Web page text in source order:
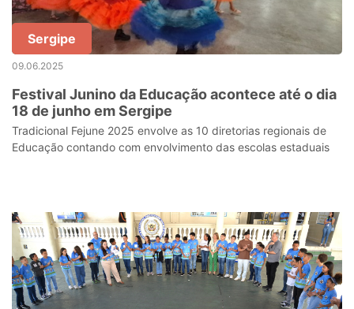
Sergipe
09.06.2025
Festival Junino da Educação acontece até o dia
18 de junho em Sergipe
Tradicional Fejune 2025 envolve as 10 diretorias regionais de
Educação contando com envolvimento das escolas estaduais